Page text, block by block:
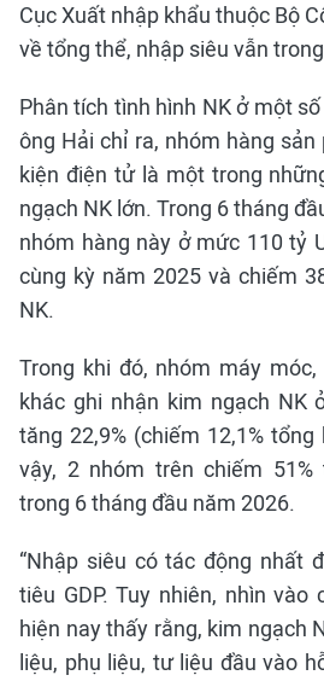
Cục Xuất nhập khẩu thuộc Bộ
về tổng thể, nhập siêu vẫn
Phân tích tình hình NK ở một
ông Hải chỉ ra, nhóm hàng
kiện điện tử là một trong
ngạch NK lớn. Trong 6 tháng
nhóm hàng này ở mức 110 tỷ
cùng kỳ năm 2025 và chiếm
NK.
Trong khi đó, nhóm máy
khác ghi nhận kim ngạch NK
tăng 22,9% (chiếm 12,1%
vậy, 2 nhóm trên chiếm
trong 6 tháng đầu năm 2026.
“Nhập siêu có tác động nhất
tiêu GDP. Tuy nhiên, nhìn vào
hiện nay thấy rằng, kim ngạch
liệu, phụ liệu, tư liệu đầu vào